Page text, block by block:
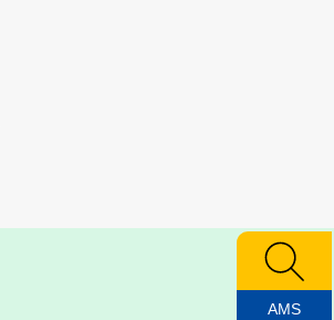
AMS